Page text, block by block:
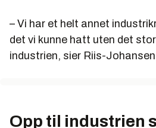
– Vi har et helt annet
det vi kunne hatt uten det
industrien, sier Riis-
Opp til industrien